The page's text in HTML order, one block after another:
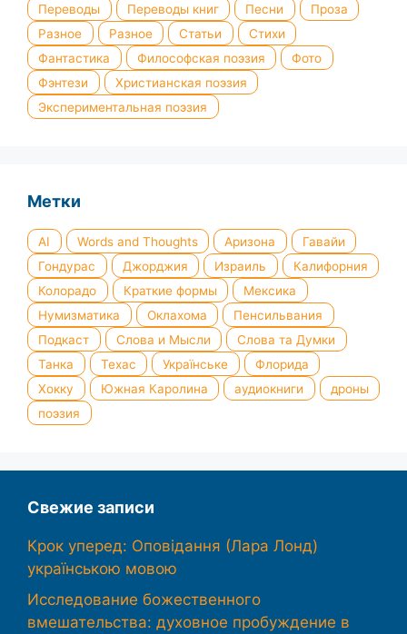
Переводы
Переводы книг Песни
Проза
Разное
Разное Статьи
Стихи
Фантастика
Философская поэзия
Фото
Фэнтези
Христианская поэзия
Экспериментальная поэзия
Метки
AI Words and Thoughts Аризона
Гавайи
Гондурас
Джорджия Израиль
Калифорния
Колорадо
Краткие формы
Мексика
Нумизматика
Оклахома
Пенсильвания
Подкаст
Слова и Мысли
Слова та Думки
Танка
Техас Українське
Флорида
Хокку
Южная Каролина аудиокниги
дроны
поэзия
Свежие записи
Крок уперед: Оповідання (Лара Лонд)
українською мовою
Исследование божественного
вмешательства: духовное пробуждение в